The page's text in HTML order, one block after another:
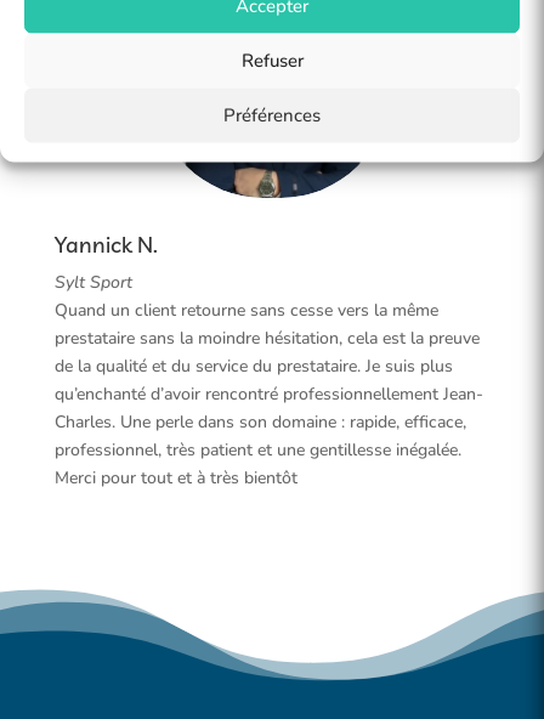
Accepter
Refuser
Préférences
Yannick N.
Sylt Sport
Quand un client retourne sans cesse vers la même
prestataire sans la moindre hésitation, cela est la preuve
de la qualité et du service du prestataire. Je suis plus
qu’enchanté d’avoir rencontré professionnellement Jean-
Charles. Une perle dans son domaine : rapide, efficace,
professionnel, très patient et une gentillesse inégalée.
Merci pour tout et à très bientôt